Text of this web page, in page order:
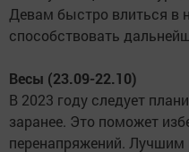
Девам быстро влиться в
способствовать
Весы (23.09-22.10)
В 2023 году следует
заранее. Это поможет
перенапряжений. Лучшим